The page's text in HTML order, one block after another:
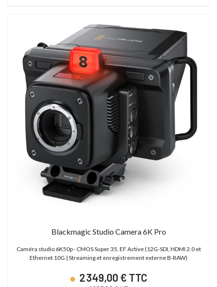
Blackmagic Studio Camera 6K Pro
Caméra studio 6K50p - CMOS Super 35, EF Active (12G-SDI, HDMI 2.0 et
Ethernet 10G | Streaming et enregistrement externe B-RAW)
2 349,00 € TTC